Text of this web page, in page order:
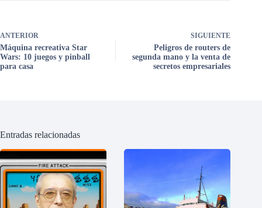
ANTERIOR
Máquina recreativa Star
Wars: 10 juegos y pinball
para casa
SIGUIENTE
Peligros de routers de
segunda mano y la venta de
secretos empresariales
Entradas relacionadas